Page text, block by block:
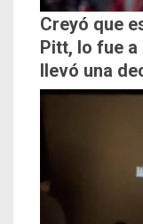
Creyó que
Pitt, lo fue
llevó una